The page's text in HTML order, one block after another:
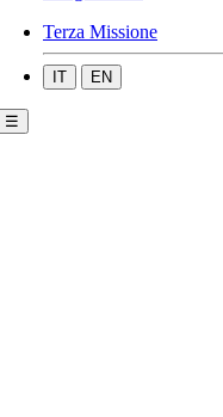
Terza Missione
IT EN
☰